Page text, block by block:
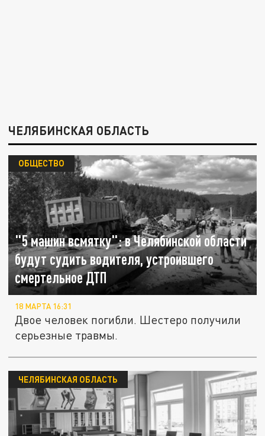
ЧЕЛЯБИНСКАЯ ОБЛАСТЬ
"5 машин всмятку": в Челябинской области
будут судить водителя, устроившего
смертельное ДТП
ОБЩЕСТВО
18 МАРТА 16:31
Двое человек погибли. Шестеро получили
серьезные травмы.
ЧЕЛЯБИНСКАЯ ОБЛАСТЬ